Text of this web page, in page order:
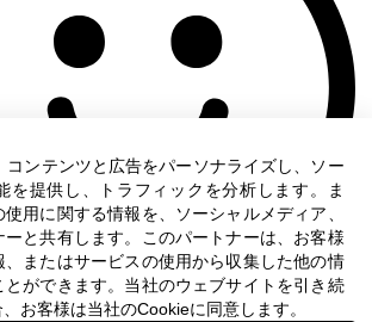
コンテンツと広告をパーソナライズし、ソー
を提供し、トラフィックを分析します。ま
用に関する情報を、ソーシャルメディア、
と共有します。このパートナーは、お客様
、またはサービスの使用から収集した他の情
ができます。当社のウェブサイトを引き続
お客様は当社のCookieに同意します。